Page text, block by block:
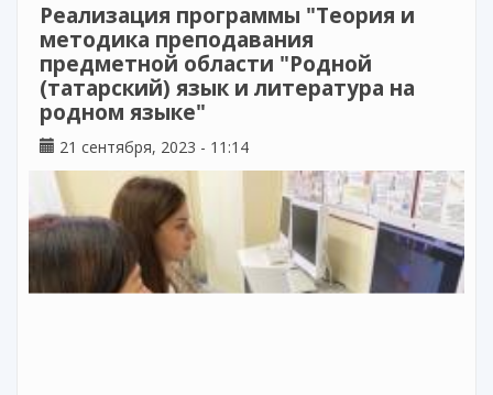
Реализация программы "Теория и
методика преподавания
предметной области "Родной
(татарский) язык и литература на
родном языке"
21 сентября, 2023 - 11:14